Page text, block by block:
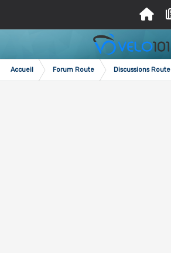
Accueil Forum Route Discussions Route